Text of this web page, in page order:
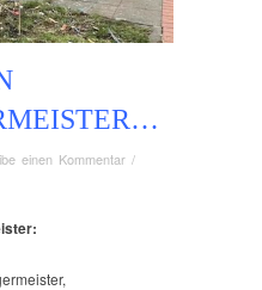
einen Kommentar /